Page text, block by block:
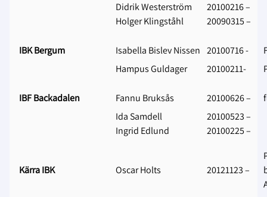
Didrik Westerström
20100216 –
Holger Klingståhl
20090315 –
IBK Bergum Isabella Bislev Nissen 20100716 -
Hampus Guldager
20100211-
IBF Backadalen Fannu Bruksås 20100626 –
Ida Samdell
20100523 –
Ingrid Edlund
20100225 –
Kärra IBK Oscar Holts 20121123 –